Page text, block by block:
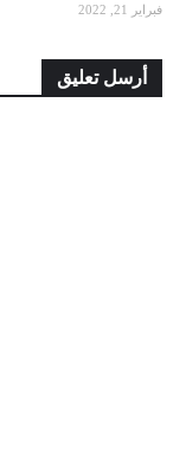
فبراير 21, 2022
أرسل تعليق